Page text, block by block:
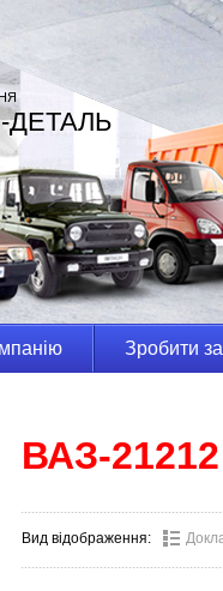
ДЕТАЛЬ
Зробити
ВАЗ-21212
Вид відображення: